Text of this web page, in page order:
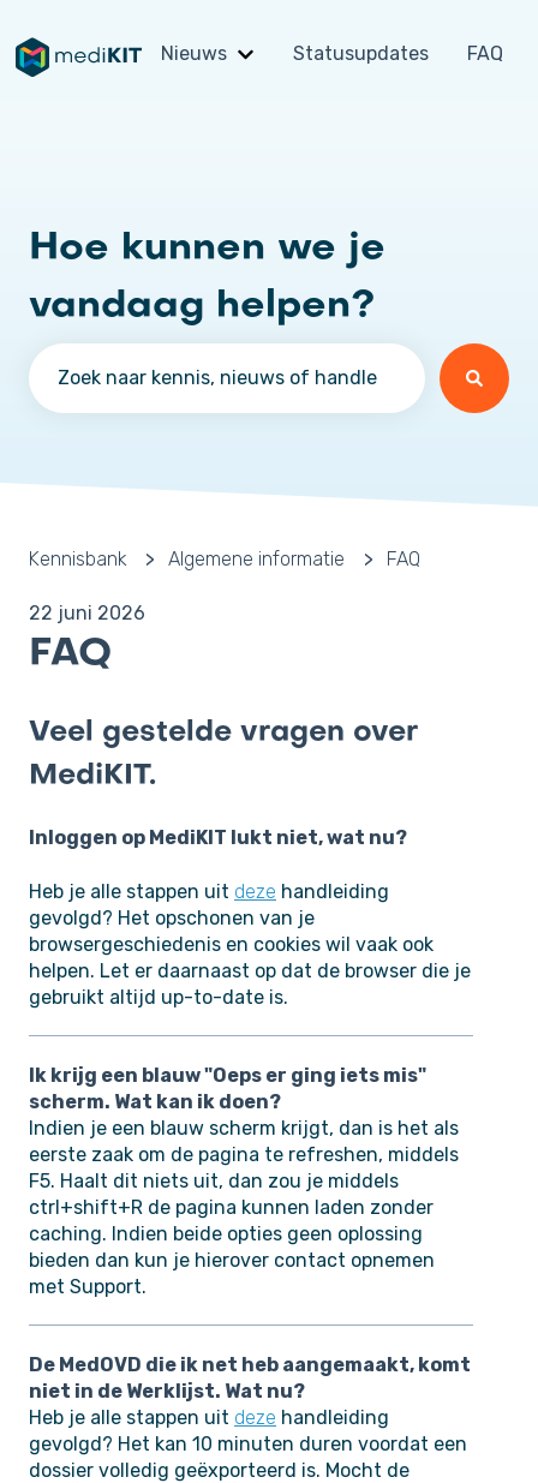
Nieuws
Submenu tonen voor Nieuws
Statusupdates FAQ
Hoe kunnen we je
vandaag helpen?
Kennisbank Algemene informatie FAQ
22 juni 2026
FAQ
Veel gestelde vragen over
MediKIT.
Inloggen op MediKIT lukt niet, wat nu?
Heb je alle stappen uit deze handleiding
gevolgd? Het opschonen van je
browsergeschiedenis en cookies wil vaak ook
helpen. Let er daarnaast op dat de browser die je
gebruikt altijd up-to-date is.
Ik krijg een blauw "Oeps er ging iets mis"
scherm. Wat kan ik doen?
Indien je een blauw scherm krijgt, dan is het als
eerste zaak om de pagina te refreshen, middels
F5. Haalt dit niets uit, dan zou je middels
ctrl+shift+R de pagina kunnen laden zonder
caching. Indien beide opties geen oplossing
bieden dan kun je hierover contact opnemen
met Support.
De MedOVD die ik net heb aangemaakt, komt
niet in de Werklijst. Wat nu?
Heb je alle stappen uit deze handleiding
gevolgd? Het kan 10 minuten duren voordat een
dossier volledig geëxporteerd is. Mocht de